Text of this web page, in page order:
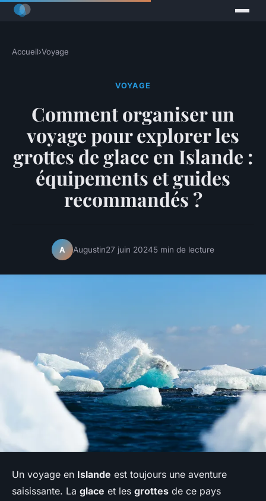
Accueil›Voyage
VOYAGE
Comment organiser un
voyage pour explorer les
grottes de glace en Islande :
équipements et guides
recommandés ?
A Augustin27 juin 20245 min de lecture
Un voyage en Islande est toujours une aventure
saisissante. La glace et les grottes de ce pays